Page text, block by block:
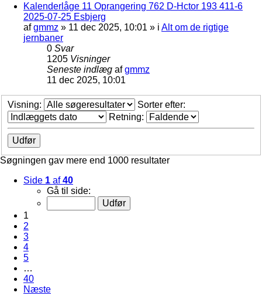
Kalenderlåge 11 Oprangering 762 D-Hctor 193 411-6
2025-07-25 Esbjerg
afgmmz » 11 dec 2025, 10:01 » i Alt om de rigtige
jernbaner
0 Svar
1205 Visninger
Seneste indlæg afgmmz
11 dec 2025, 10:01
Visning:
Sorter efter:
Retning:
Søgningen gav mere end 1000 resultater
Side 1 af40
Gå til side:
1
2
3
4
5
…
40
Næste